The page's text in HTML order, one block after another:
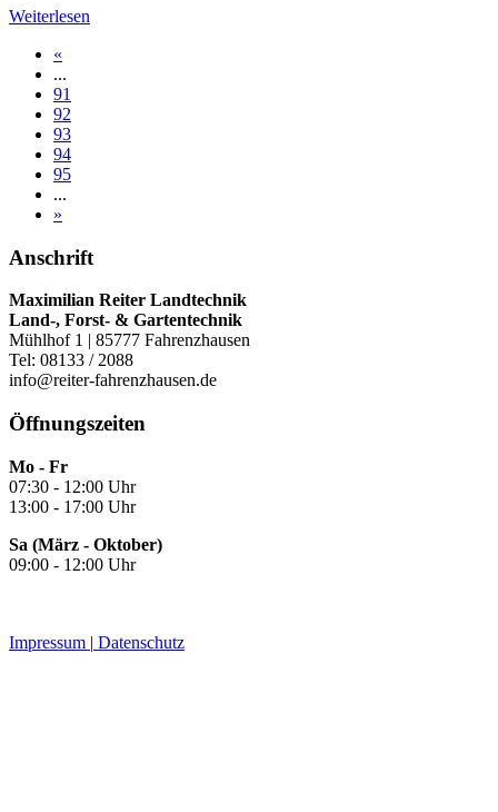
Weiterlesen
«
...
91
92
93
94
95
...
»
Anschrift
Maximilian Reiter Landtechnik
Land-, Forst- & Gartentechnik
Mühlhof 1 | 85777 Fahrenzhausen
Tel: 08133 / 2088
info@reiter-fahrenzhausen.de
Öffnungszeiten
Mo - Fr
07:30 - 12:00 Uhr
13:00 - 17:00 Uhr
Sa (März - Oktober)
09:00 - 12:00 Uhr
Impressum | Datenschutz